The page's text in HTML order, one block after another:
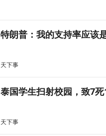
特朗普：我的支持率应该
天下事
泰国学生扫射校园，致7
天下事